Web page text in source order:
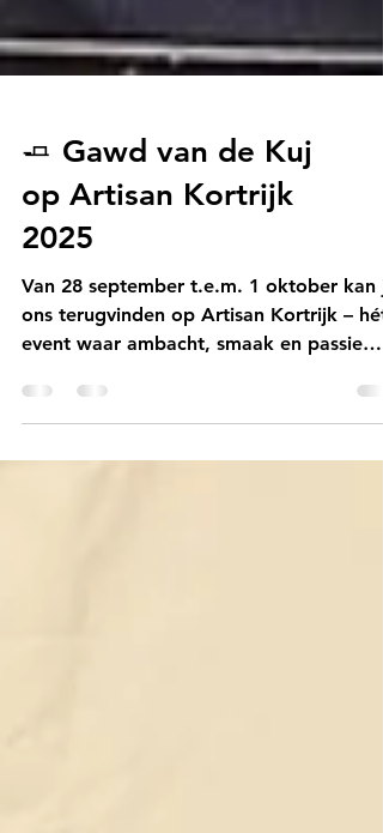
🧈 Gawd van de Kuj
op Artisan Kortrijk
2025
Van 28 september t.e.m. 1 oktober kan je
ons terugvinden op Artisan Kortrijk – hét
event waar ambacht, smaak en passie